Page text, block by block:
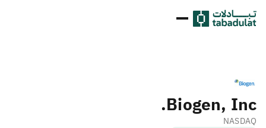
Biogen, Inc.
NASDAQ